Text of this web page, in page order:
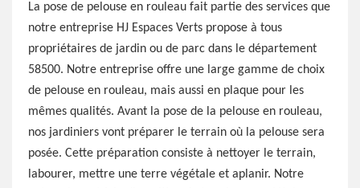
La pose de pelouse en rouleau fait partie des services que
notre entreprise HJ Espaces Verts propose à tous
propriétaires de jardin ou de parc dans le département
58500. Notre entreprise offre une large gamme de choix
de pelouse en rouleau, mais aussi en plaque pour les
mêmes qualités. Avant la pose de la pelouse en rouleau,
nos jardiniers vont préparer le terrain où la pelouse sera
posée. Cette préparation consiste à nettoyer le terrain,
labourer, mettre une terre végétale et aplanir. Notre